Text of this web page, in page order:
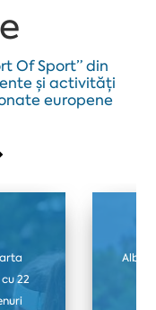
Of Sport” din
și activități
europene
22